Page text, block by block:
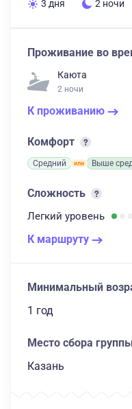
3 дня 2 ночи
Проживание во
Каюта
2 ночи
К проживанию
Комфорт
Средний Выше
Сложность
Легкий уровень
К маршруту
Минимальный
1 год
Место сбора
Казань